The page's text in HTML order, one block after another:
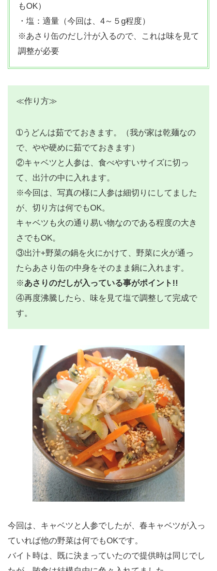
もOK）
・塩：適量（今回は、4～５g程度）
※あさり缶のだし汁が入るので、これは味を見て
調整が必要
≪作り方≫
➀うどんは茹でておきます。（我が家は乾麺なの
で、やや硬めに茹でておきます）
②キャベツと人参は、食べやすいサイズに切っ
て、出汁の中に入れます。
※今回は、写真の様に人参は細切りにしてました
が、切り方は何でもOK。
キャベツも火の通り易い物なのである程度の大き
さでもOK。
③出汁+野菜の鍋を火にかけて、野菜に火が通っ
たらあさり缶の中身をそのまま鍋に入れます。
※あさりのだしが入っている事がポイント!!
④再度沸騰したら、味を見て塩で調整して完成で
す。
今回は、キャベツと人参でしたが、春キャベツが入っ
ていれば他の野菜は何でもOKです。
バイト時は、既に決まっていたので提供時は同じでし